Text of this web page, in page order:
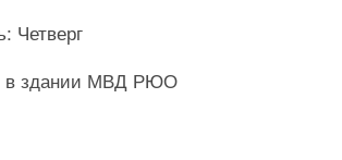
Четверг
в здании МВД РЮО